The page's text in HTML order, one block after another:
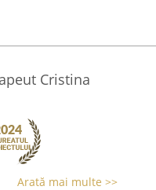
Cristina
Arată mai multe >>